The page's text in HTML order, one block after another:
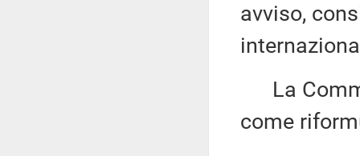
avviso,
La
come